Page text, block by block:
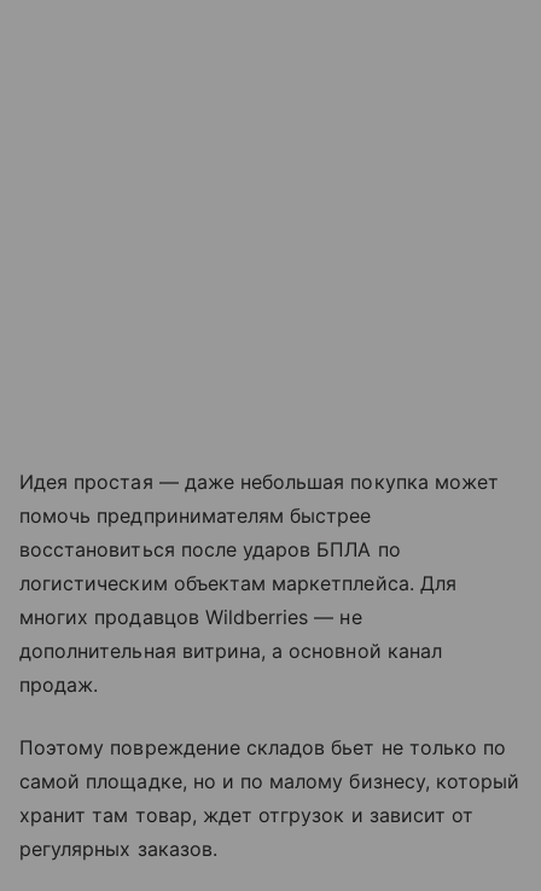
Идея простая — даже небольшая покупка может
помочь предпринимателям быстрее
восстановиться после ударов БПЛА по
логистическим объектам маркетплейса. Для
многих продавцов Wildberries — не
дополнительная витрина, а основной канал
продаж.
Поэтому повреждение складов бьет не только по
самой площадке, но и по малому бизнесу, который
хранит там товар, ждет отгрузок и зависит от
регулярных заказов.